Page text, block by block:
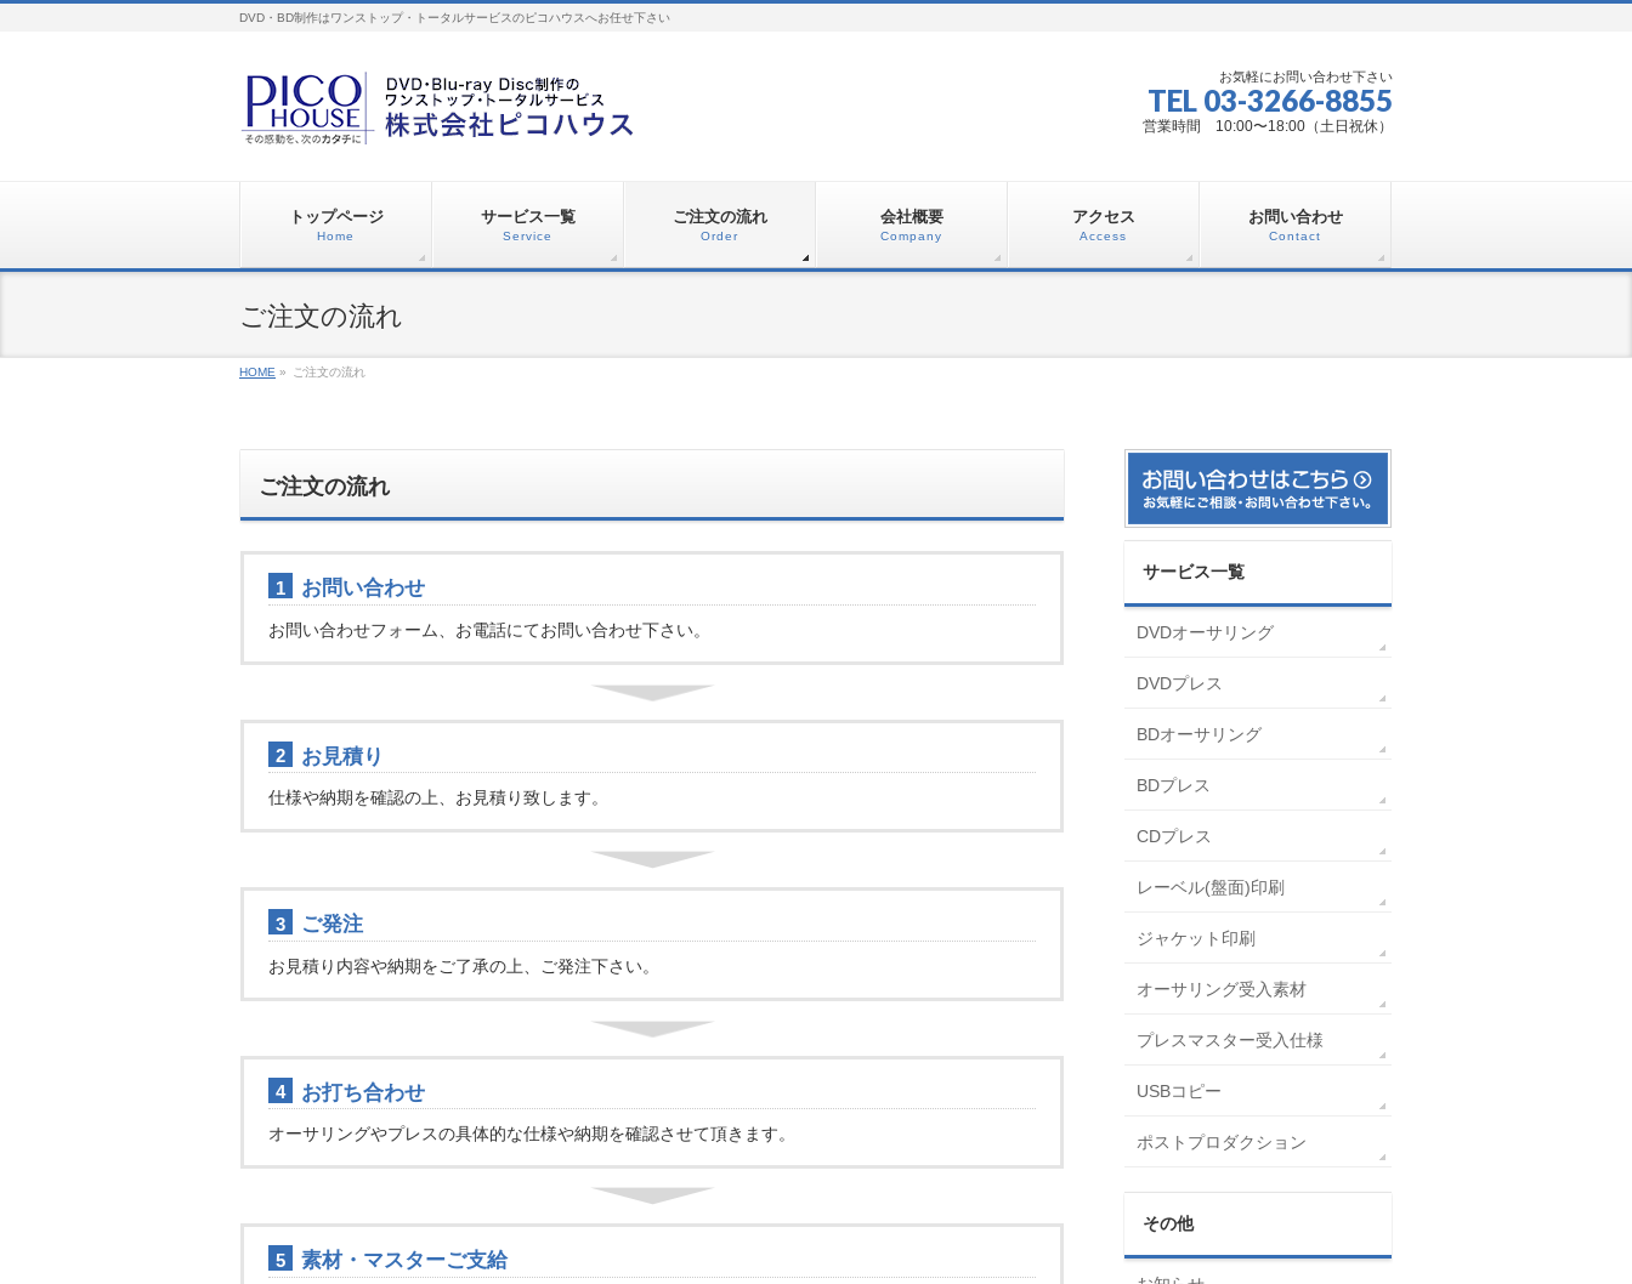
DVD・BD制作はワンストップ・トータルサービスのピコハウスへお任せ下さい
お気軽にお問い合わせ下さい
TEL 03-3266-8855
営業時間 10:00〜18:00（土日祝休）
トップページ
Home
サービス一覧
Service
ご注文の流れ
Order
会社概要
Company
アクセス
Access
お問い合わせ
Contact
ご注文の流れ
HOME » ご注文の流れ
ご注文の流れ
1 お問い合わせ
お問い合わせフォーム、お電話にてお問い合わせ下さい。
2 お見積り
仕様や納期を確認の上、お見積り致します。
3 ご発注
お見積り内容や納期をご了承の上、ご発注下さい。
4 お打ち合わせ
オーサリングやプレスの具体的な仕様や納期を確認させて頂きます。
5 素材・マスターご支給
サービス一覧
DVDオーサリング
DVDプレス
BDオーサリング
BDプレス
CDプレス
レーベル(盤面)印刷
ジャケット印刷
オーサリング受入素材
プレスマスター受入仕様
USBコピー
ポストプロダクション
その他